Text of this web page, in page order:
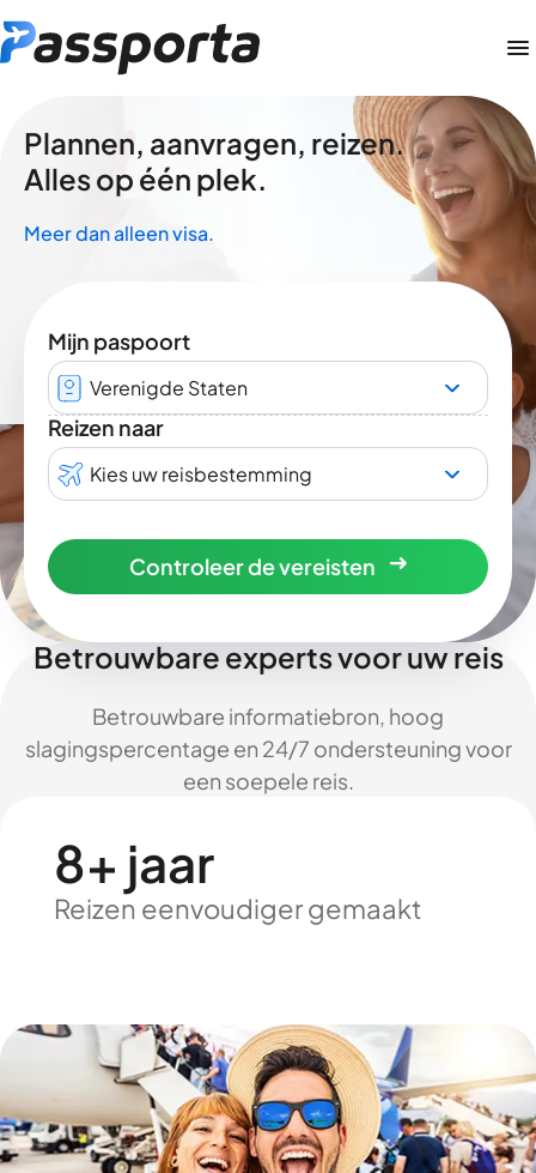
Plannen, aanvragen, reizen.
Alles op één plek.
Meer dan alleen visa.
Mijn paspoort
Verenigde Staten
Reizen naar
Kies uw reisbestemming
Controleer de vereisten
Betrouwbare experts voor uw reis
Betrouwbare informatiebron, hoog
slagingspercentage en 24/7 ondersteuning voor
een soepele reis.
8+ jaar
Reizen eenvoudiger gemaakt